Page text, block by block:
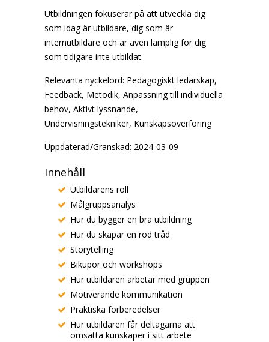
Utbildningen fokuserar på att utveckla dig
som idag är utbildare, dig som är
internutbildare och är även lämplig för dig
som tidigare inte utbildat.
Relevanta nyckelord: Pedagogiskt ledarskap,
Feedback, Metodik, Anpassning till individuella
behov, Aktivt lyssnande,
Undervisningstekniker, Kunskapsöverföring
Uppdaterad/Granskad: 2024-03-09
Innehåll
Utbildarens roll
Målgruppsanalys
Hur du bygger en bra utbildning
Hur du skapar en röd tråd
Storytelling
Bikupor och workshops
Hur utbildaren arbetar med gruppen
Motiverande kommunikation
Praktiska förberedelser
Hur utbildaren får deltagarna att
omsätta kunskaper i sitt arbete